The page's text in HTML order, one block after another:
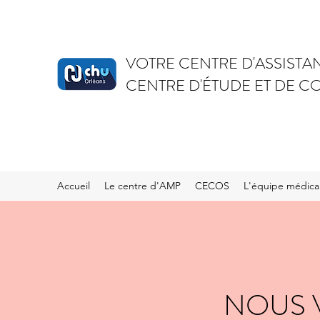
VOTRE CENTRE
CENTRE D'ÉTUDE ET DE
Accueil Le centre d'AMP CECOS L'équipe
NOUS